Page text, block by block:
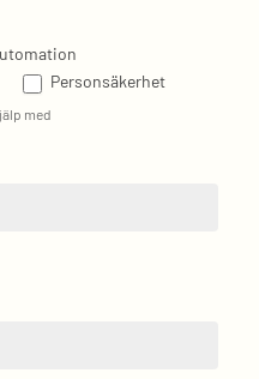
Personsäkerhet
med